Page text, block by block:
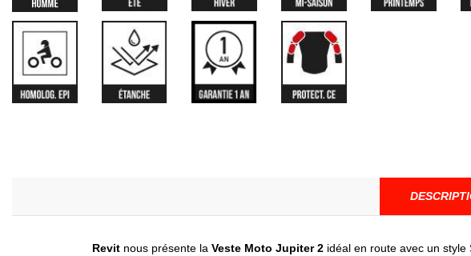
Revit nous présente la Veste Moto Jupiter 2 idéal en route avec un style